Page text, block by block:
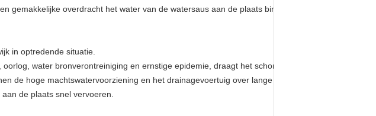
gemakkelijke overdracht het water van de watersaus aan de plaats binnen de kortste tijd kan.
in optredende situatie.
water bronverontreiniging en ernstige epidemie, draagt het schone woonwater tot de het
de hoge machtswatervoorziening en het drainagevoertuig over lange
de plaats snel vervoeren.